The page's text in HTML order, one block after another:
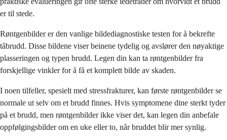
er til stede.
Røntgenbilder er den vanlige bildediagnostiske testen for å bekrefte
tåbrudd. Disse bildene viser beinene tydelig og avslører den nøyaktige
plasseringen og typen brudd. Legen din kan ta røntgenbilder fra
forskjellige vinkler for å få et komplett bilde av skaden.
I noen tilfeller, spesielt med stressfrakturer, kan første røntgenbilder se
normale ut selv om et brudd finnes. Hvis symptomene dine sterkt tyder
på et brudd, men røntgenbilder ikke viser det, kan legen din anbefale
oppfølgingsbilder om en uke eller to, når bruddet blir mer synlig.